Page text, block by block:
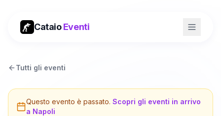
CataioEventi
Tutti gli eventi
Questo evento è passato. Scopri gli eventi in arrivo
a Napoli